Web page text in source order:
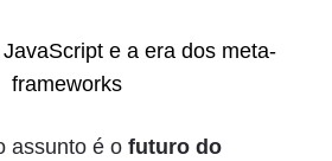
e a era dos meta-
frameworks
assunto é o futuro do